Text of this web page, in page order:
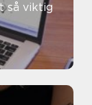
så viktig